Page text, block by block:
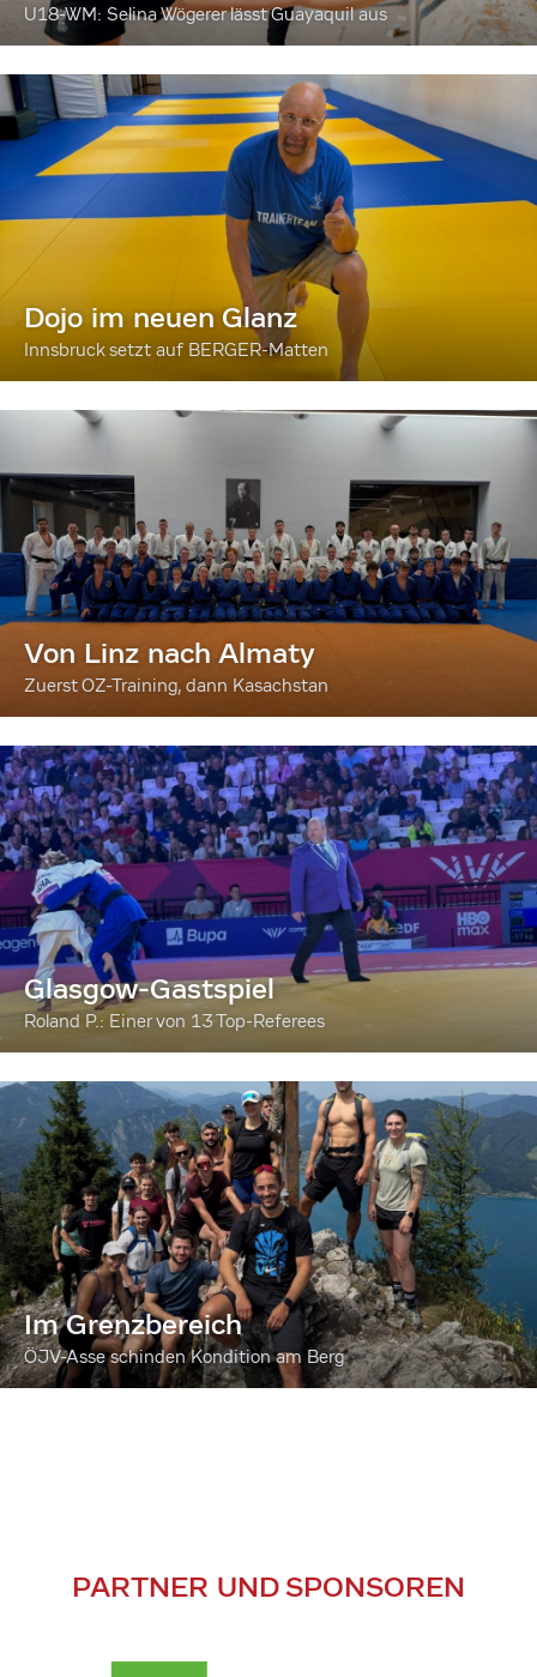
U18-WM: Selina Wögerer lässt Guayaquil aus
Dojo im neuen Glanz
Innsbruck setzt auf BERGER-Matten
Von Linz nach Almaty
Zuerst OZ-Training, dann Kasachstan
Glasgow-Gastspiel
Roland P.: Einer von 13 Top-Referees
Im Grenzbereich
ÖJV-Asse schinden Kondition am Berg
PARTNER UND SPONSOREN